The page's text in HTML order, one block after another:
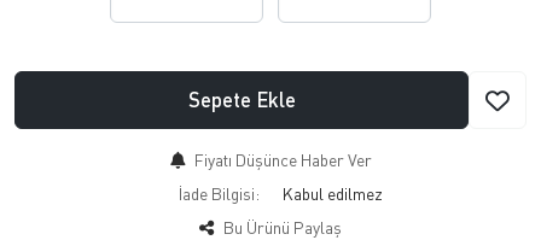
Sepete Ekle
Fiyatı Düşünce Haber Ver
İade Bilgisi:
Bu Ürünü Paylaş